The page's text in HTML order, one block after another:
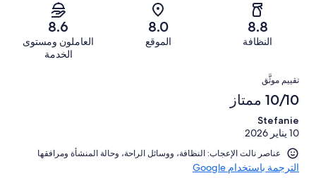
تقييمات
النزلاء
من
تقييمات
النزلاء
من
أصل
491
من
تقييمات
النزلاء
8.8
النظافة
8.0
الموقع
8.6
العاملون ومستوى
الخدمة
التقييمات
تقييم موثَّق
10/10 ممتاز
Stefanie
10 يناير 2026
عناصر نالت الإعجاب: ⁦النظافة⁩، و⁦وسائل الراحة⁩، و⁦حالة المنشأة ومرافقها⁩
الترجمة باستخدام Google